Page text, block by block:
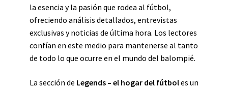
la esencia y la pasión que rodea al fútbol,
ofreciendo análisis detallados, entrevistas
exclusivas y noticias de última hora. Los lectores
confían en este medio para mantenerse al tanto
de todo lo que ocurre en el mundo del balompié.
La sección de Legends – el hogar del fútboles un